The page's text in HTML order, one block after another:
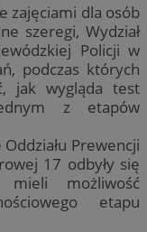
zajęciami dla osób
szeregi, Wydział
Policji w
podczas których
jak wygląda test
z etapów
Prewencji
17 odbyły się
możliwość
etapu